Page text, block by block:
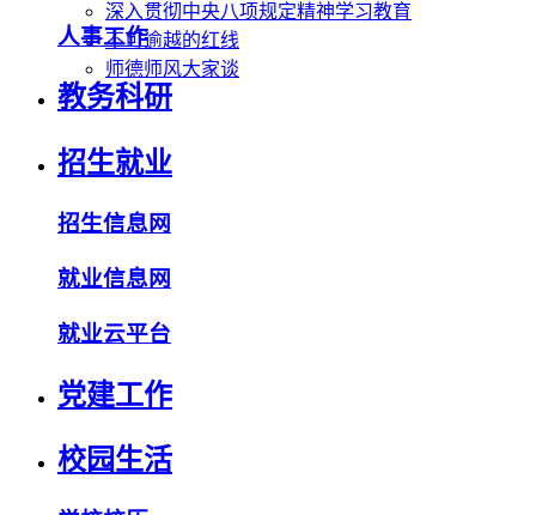
深入贯彻中央八项规定精神学习教育
不可逾越的红线
师德师风大家谈
人事工作
教务科研
招生就业
招生信息网
就业信息网
就业云平台
党建工作
校园生活